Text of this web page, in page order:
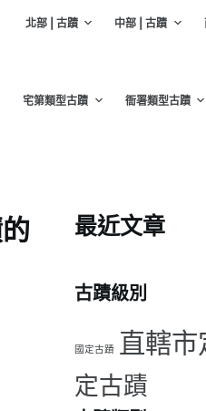
北部 | 古蹟 中部 | 古蹟
宅第類型古蹟 衙署類型古蹟
最近文章
古蹟級別
國定古蹟 直轄
定古蹟